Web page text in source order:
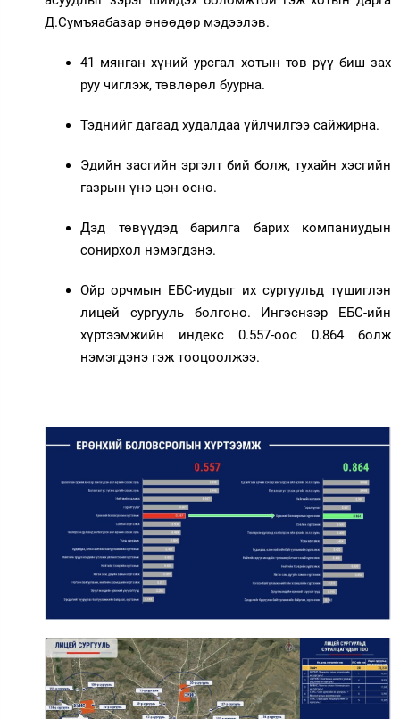
ЗурхайД.Сумъяабазар өнөөдөр мэдээлэв.
41 мянган хүний урсгал хотын төв рүү биш зах
руу чиглэж, төвлөрөл буурна.
Тэднийг дагаад худалдаа үйлчилгээ сайжирна.
Эдийн засгийн эргэлт бий болж, тухайн хэсгийн
газрын үнэ цэн өснө.
Дэд төвүүдэд барилга барих компаниудын
сонирхол нэмэгдэнэ.
Ойр орчмын ЕБС-иудыг их сургуульд түшиглэн
лицей сургууль болгоно. Ингэснээр ЕБС-ийн
хүртээмжийн индекс 0.557-оос 0.864 болж
нэмэгдэнэ гэж тооцоолжээ.